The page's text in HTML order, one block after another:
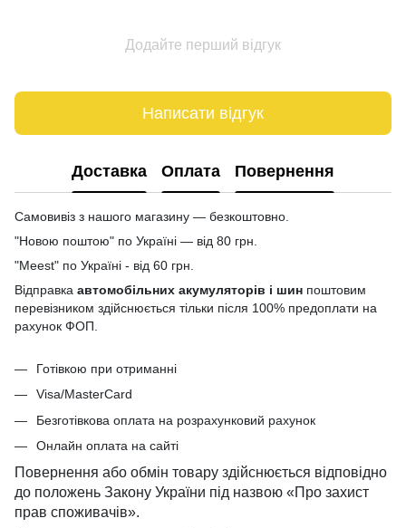
Додайте перший відгук
Написати відгук
Доставка Оплата Повернення
Самовивіз з нашого магазину — безкоштовно.
"Новою поштою" по Україні — від 80 грн.
"Meest" по Україні - від 60 грн.
Відправка автомобільних акумуляторів і шин поштовим
перевізником здійснюється тільки після 100% предоплати на
рахунок ФОП.
Готівкою при отриманні
Visa/MasterCard
Безготівкова оплата на розрахунковий рахунок
Онлайн оплата на сайті
Повернення або обмін товару здійснюється відповідно
до положень Закону України під назвою «Про захист
прав споживачів».